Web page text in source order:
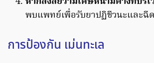
พบแพทย์เพื่อรับยาปฏิชีวนะและฉี
การป้องกัน เม่นทะเล